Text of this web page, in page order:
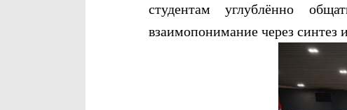
студентам углублённо
взаимопонимание через синтез